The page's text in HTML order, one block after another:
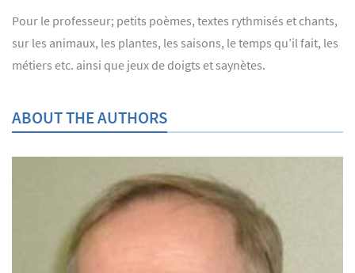
Pour le professeur; petits poèmes, textes rythmisés et chants,
sur les animaux, les plantes, les saisons, le temps qu’il fait, les
métiers etc. ainsi que jeux de doigts et saynètes.
ABOUT THE AUTHORS